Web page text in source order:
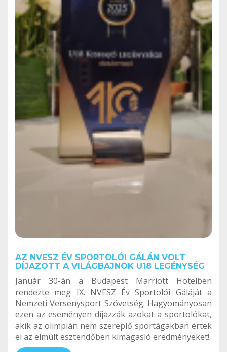
AZ NVESZ ÉV SPORTOLÓI GÁLÁN VOLT
DÍJAZOTT A VILÁGBAJNOK U18 LEGÉNYSÉG
Január 30-án a Budapest Marriott Hotelben
rendezte meg IX. NVESZ Év Sportolói Gáláját a
Nemzeti Versenysport Szövetség. Hagyományosan
ezen az eseményen díjazzák azokat a sportolókat,
akik az olimpián nem szereplő sportágakban értek
el az elmúlt esztendőben kimagasló eredményeket!.